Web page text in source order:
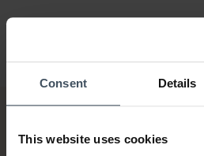
Consent Details
This website uses cookies